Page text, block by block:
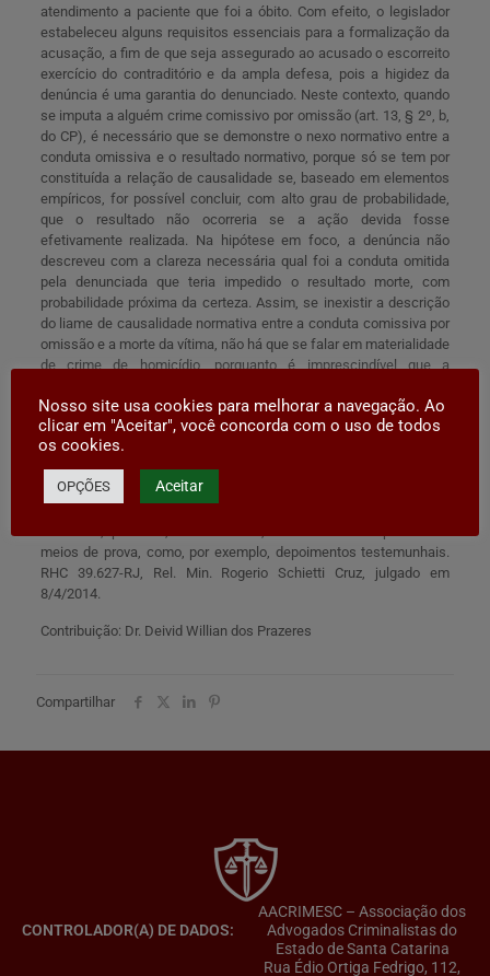
atendimento a paciente que foi a óbito. Com efeito, o legislador
estabeleceu alguns requisitos essenciais para a formalização da
acusação, a fim de que seja assegurado ao acusado o escorreito
exercício do contraditório e da ampla defesa, pois a higidez da
denúncia é uma garantia do denunciado. Neste contexto, quando
se imputa a alguém crime comissivo por omissão (art. 13, § 2º, b,
do CP), é necessário que se demonstre o nexo normativo entre a
conduta omissiva e o resultado normativo, porque só se tem por
constituída a relação de causalidade se, baseado em elementos
empíricos, for possível concluir, com alto grau de probabilidade,
que o resultado não ocorreria se a ação devida fosse
efetivamente realizada. Na hipótese em foco, a denúncia não
descreveu com a clareza necessária qual foi a conduta omitida
pela denunciada que teria impedido o resultado morte, com
probabilidade próxima da certeza. Assim, se inexistir a descrição
do liame de causalidade normativa entre a conduta comissiva por
omissão e a morte da vítima, não há que se falar em materialidade
de crime de homicídio, porquanto é imprescindível que a
cadavérico, parecer médico ou perícia médica, que permita, com
dados científicos, demonstrar com a mínima segurança que a
vítima evoluiu a óbito por falta daquele atendimento médico
imediato e especializado não prestado pelo acusado. Destaque-
se que a falta de laudo de necropsia não impede o
meios de prova, como, por exemplo, depoimentos testemunhais.
RHC 39.627-RJ, Rel. Min. Rogerio Schietti Cruz, julgado em
8/4/2014.
Contribuição: Dr. Deivid Willian dos Prazeres
Compartilhar
CONTROLADOR(A) DE DADOS:
AACRIMESC – Associação dos
Advogados Criminalistas do
Estado de Santa Catarina
Rua Édio Ortiga Fedrigo, 112,
Nosso site usa cookies para melhorar a navegação. Ao
clicar em "Aceitar", você concorda com o uso de todos
os cookies.
OPÇÕES Aceitar